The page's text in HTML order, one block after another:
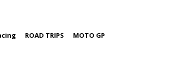
ROAD TRIPS MOTO GP